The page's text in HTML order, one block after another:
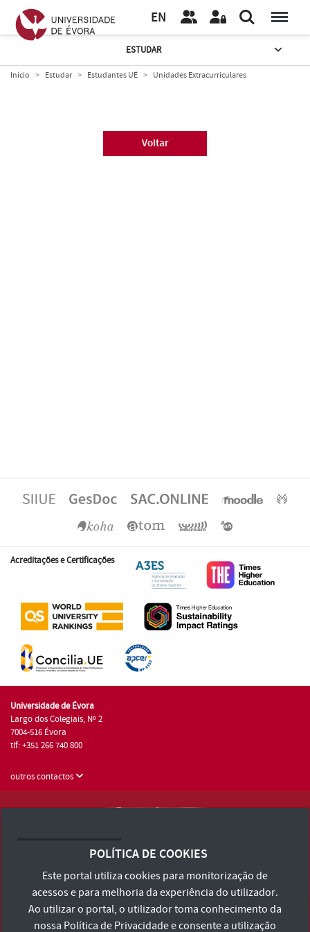
EN
ESTUDAR
Início Estudar Estudantes UÉ Unidades Extracurriculares
Voltar
Acreditações e Certificações
Universidade de Évora
Largo dos Colegiais, Nº 2
7004-516 Évora
tlf: +351 266 740 800
outros contactos
Consulte os Termos e Condições e Política de Privacidade
Declaração de Acessibilidade
POLÍTICA DE COOKIES
Este portal utiliza cookies para monitorização de
acessos e para melhoria da experiência do utilizador.
Ao utilizar o portal, o utilizador toma conhecimento da
nossa Política de Privacidadee consente a utilização